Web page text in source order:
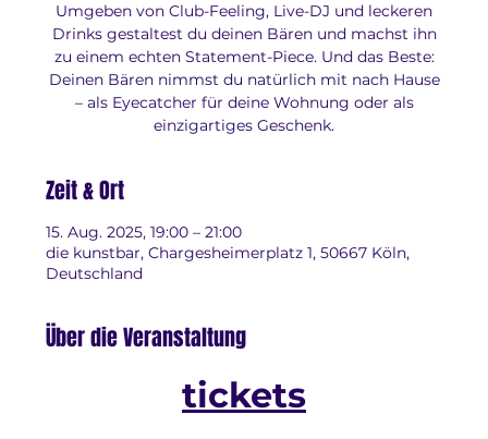
Umgeben von Club-Feeling, Live-DJ und leckeren
Drinks gestaltest du deinen Bären und machst ihn
zu einem echten Statement-Piece. Und das Beste:
Deinen Bären nimmst du natürlich mit nach Hause
– als Eyecatcher für deine Wohnung oder als
einzigartiges Geschenk.
Zeit & Ort
15. Aug. 2025, 19:00 – 21:00
die kunstbar, Chargesheimerplatz 1, 50667 Köln,
Deutschland
Über die Veranstaltung
tickets